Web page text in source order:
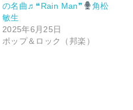
の名曲♬❝Rain Man❞
角松
敏生
2025年6月25日
ポップ＆ロック（邦楽）